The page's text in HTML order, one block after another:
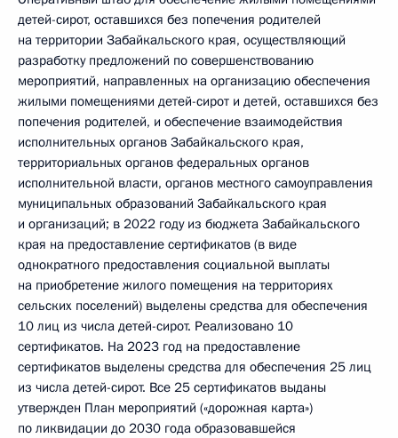
детей-сирот, оставшихся без попечения родителей
на территории Забайкальского края, осуществляющий
разработку предложений по совершенствованию
мероприятий, направленных на организацию обеспечения
жилыми помещениями детей-сирот и детей, оставшихся без
попечения родителей, и обеспечение взаимодействия
исполнительных органов Забайкальского края,
территориальных органов федеральных органов
исполнительной власти, органов местного самоуправления
муниципальных образований Забайкальского края
и организаций; в 2022 году из бюджета Забайкальского
края на предоставление сертификатов (в виде
однократного предоставления социальной выплаты
на приобретение жилого помещения на территориях
сельских поселений) выделены средства для обеспечения
10 лиц из числа детей-сирот. Реализовано 10
сертификатов. На 2023 год на предоставление
сертификатов выделены средства для обеспечения 25 лиц
из числа детей-сирот. Все 25 сертификатов выданы
утвержден План мероприятий («дорожная карта»)
по ликвидации до 2030 года образовавшейся